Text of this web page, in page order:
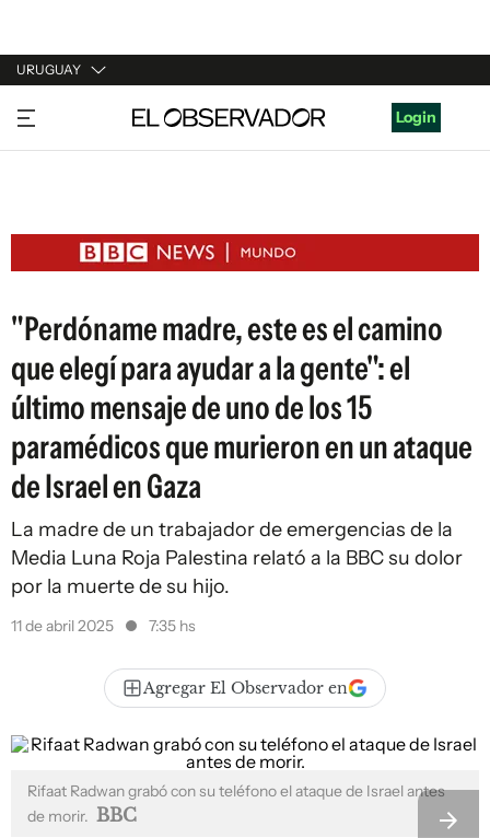
URUGUAY
URUGUAY
ARGENTINA
ESTADOS UNIDOS
Login
"Perdóname madre, este es el camino
que elegí para ayudar a la gente": el
último mensaje de uno de los 15
paramédicos que murieron en un ataque
de Israel en Gaza
La madre de un trabajador de emergencias de la
Media Luna Roja Palestina relató a la BBC su dolor
por la muerte de su hijo.
11 de abril 2025 7:35 hs
Agregar El Observador en
Rifaat Radwan grabó con su teléfono el ataque de Israel antes
de morir. BBC